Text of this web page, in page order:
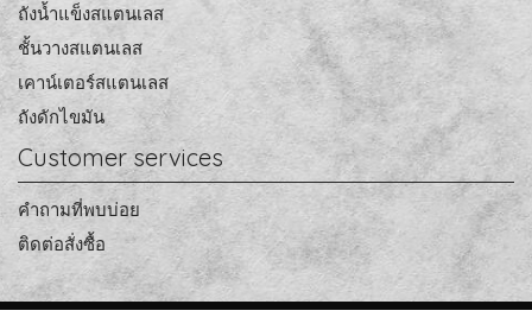
ถังน้ำแข็งสแตนเลส
ชั้นวางสแตนเลส
เคาน์เตอร์สแตนเลส
ถังดักไขมัน
Customer services
คำถามที่พบบ่อย
ติดต่อสั่งซื้อ